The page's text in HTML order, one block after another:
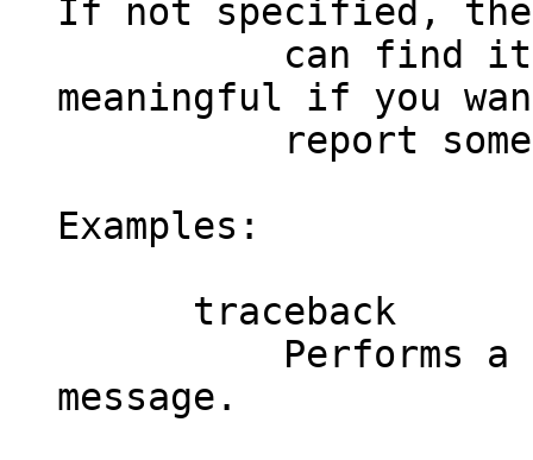
If not specified,
can find it
meaningful if you
report
Examples:
traceback
Performs a
message.